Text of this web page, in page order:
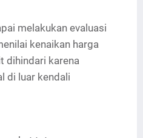
melakukan evaluasi
kenaikan harga
dihindari karena
di luar kendali